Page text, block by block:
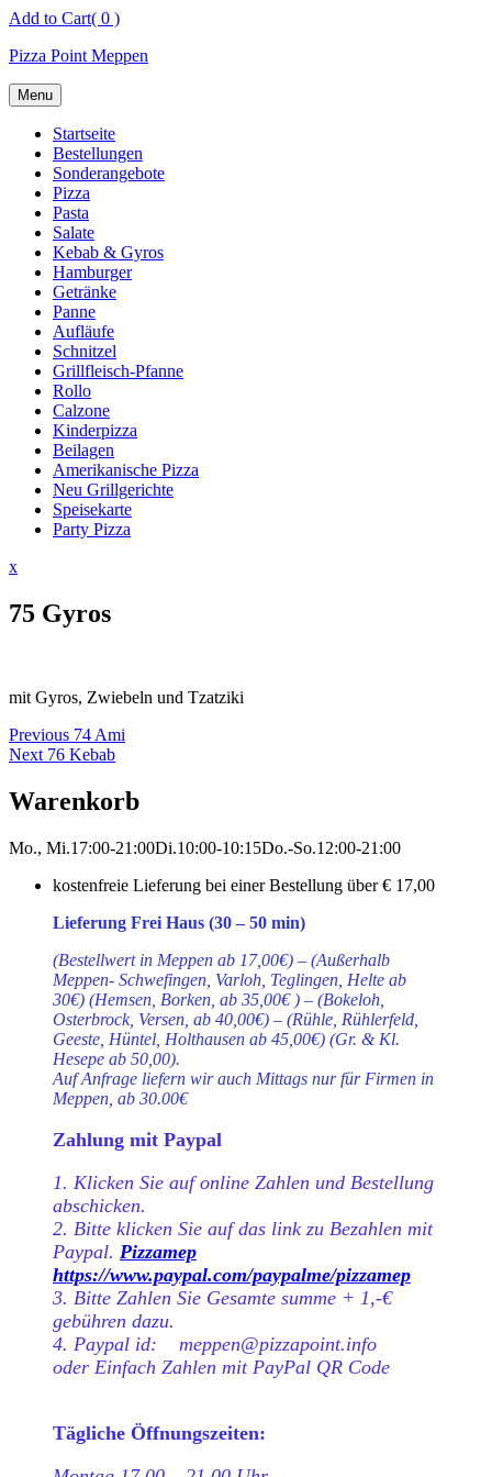
Skip
content
Add to Cart( 0 )
Pizza Point Meppen
Menu
Startseite
Bestellungen
Sonderangebote
Pizza
Pasta
Salate
Kebab & Gyros
Hamburger
Getränke
Panne
Aufläufe
Schnitzel
Grillfleisch-Pfanne
Rollo
Calzone
Kinderpizza
Beilagen
Amerikanische Pizza
Neu Grillgerichte
Speisekarte
Party Pizza
xClose
75 Gyros
mit Gyros, Zwiebeln und Tzatziki
Beitragsnavigation
Previous Previous
post:
74 Ami
Next Next
76 Kebab
Warenkorb
Mo., Mi.17:00-21:00Di.10:00-10:15Do.-So.12:00-21:00
kostenfreie Lieferung bei einer Bestellung über€ 17,00
Lieferung Frei Haus (30 – 50 min)
(Bestellwert in Meppen ab 17,00€) – (Außerhalb
Meppen- Schwefingen, Varloh, Teglingen, Helte ab
30€) (Hemsen, Borken, ab 35,00€ ) – (Bokeloh,
Osterbrock, Versen, ab 40,00€) – (Rühle, Rühlerfeld,
Geeste, Hüntel, Holthausen ab 45,00€) (Gr. & Kl.
Hesepe ab 50,00).
Auf Anfrage liefern wir auch Mittags nur für Firmen in
Meppen, ab 30.00€
Zahlung mit Paypal
1. Klicken Sie auf online Zahlen und Bestellung
abschicken.
2. Bitte klicken Sie auf das link zu Bezahlen mit
Paypal. Pizzamep
https://www.paypal.com/paypalme/pizzamep
3. Bitte Zahlen Sie Gesamte summe + 1,-€
gebühren dazu.
4. Paypal id: meppen@pizzapoint.info
oder Einfach Zahlen mit PayPal QR Code
Tägliche Öffnungszeiten: